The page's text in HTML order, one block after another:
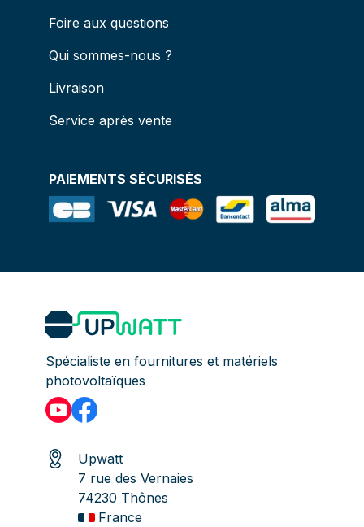
Foire aux questions
Qui sommes-nous ?
Livraison
Service après vente
PAIEMENTS SÉCURISÉS
Spécialiste en fournitures et matériels
photovoltaïques
Upwatt
7 rue des Vernaies
74230 Thônes
France